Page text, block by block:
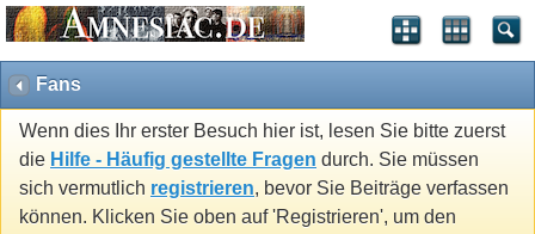
Fans
Wenn dies Ihr erster Besuch hier ist, lesen Sie bitte zuerst
die Hilfe - Häufig gestellte Fragen durch. Sie müssen
sich vermutlich registrieren, bevor Sie Beiträge verfassen
können. Klicken Sie oben auf 'Registrieren', um den